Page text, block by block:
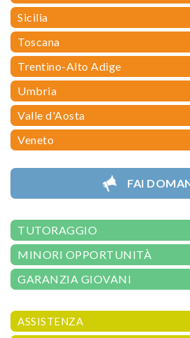
Sicilia
Toscana
Trentino-Alto Adige
Umbria
Valle d'Aosta
Veneto
FAI
TUTORAGGIO
MINORI OPPORTUNITÀ
GARANZIA GIOVANI
ASSISTENZA